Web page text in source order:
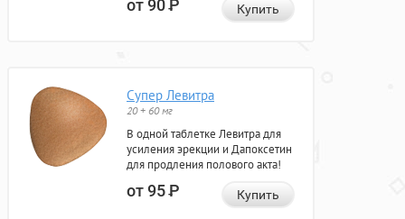
от 90Р Купить
Супер Левитра
20 + 60 мг
В одной таблетке Левитра для
усиления эрекции и Дапоксетин
для продления полового акта!
от 95Р Купить